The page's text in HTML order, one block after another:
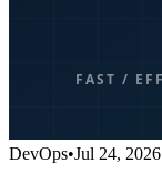
DevOps•Jul 24, 2026